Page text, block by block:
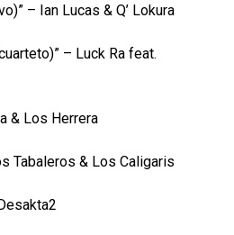
– Ian Lucas & Q’ Lokura
– Luck Ra feat.
& Los Herrera
Tabaleros & Los Caligaris